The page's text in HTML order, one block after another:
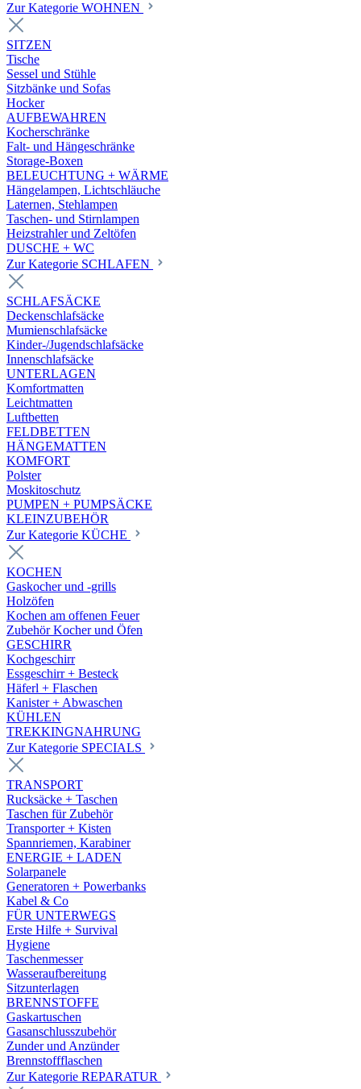
Zur Kategorie WOHNEN
SITZEN
Tische
Sessel und Stühle
Sitzbänke und Sofas
Hocker
AUFBEWAHREN
Kocherschränke
Falt- und Hängeschränke
Storage-Boxen
BELEUCHTUNG + WÄRME
Hängelampen, Lichtschläuche
Laternen, Stehlampen
Taschen- und Stirnlampen
Heizstrahler und Zeltöfen
DUSCHE + WC
Zur Kategorie SCHLAFEN
SCHLAFSÄCKE
Deckenschlafsäcke
Mumienschlafsäcke
Kinder-/Jugendschlafsäcke
Innenschlafsäcke
UNTERLAGEN
Komfortmatten
Leichtmatten
Luftbetten
FELDBETTEN
HÄNGEMATTEN
KOMFORT
Polster
Moskitoschutz
PUMPEN + PUMPSÄCKE
KLEINZUBEHÖR
Zur Kategorie KÜCHE
KOCHEN
Gaskocher und -grills
Holzöfen
Kochen am offenen Feuer
Zubehör Kocher und Öfen
GESCHIRR
Kochgeschirr
Essgeschirr + Besteck
Häferl + Flaschen
Kanister + Abwaschen
KÜHLEN
TREKKINGNAHRUNG
Zur Kategorie SPECIALS
TRANSPORT
Rucksäcke + Taschen
Taschen für Zubehör
Transporter + Kisten
Spannriemen, Karabiner
ENERGIE + LADEN
Solarpanele
Generatoren + Powerbanks
Kabel & Co
FÜR UNTERWEGS
Erste Hilfe + Survival
Hygiene
Taschenmesser
Wasseraufbereitung
Sitzunterlagen
BRENNSTOFFE
Gaskartuschen
Gasanschlusszubehör
Zunder und Anzünder
Brennstoffflaschen
Zur Kategorie REPARATUR